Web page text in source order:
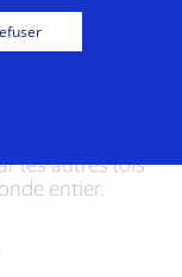
conformité
par la
la Loi
les autres lois
entier.